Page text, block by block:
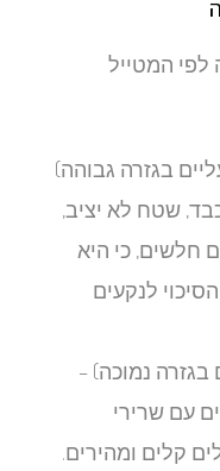
המטייל
בגזרה גבוהה)
שטח לא יציב,
כי היא
לנקעים
נמוכה) –
עם שרירי
קלים ומהירים.